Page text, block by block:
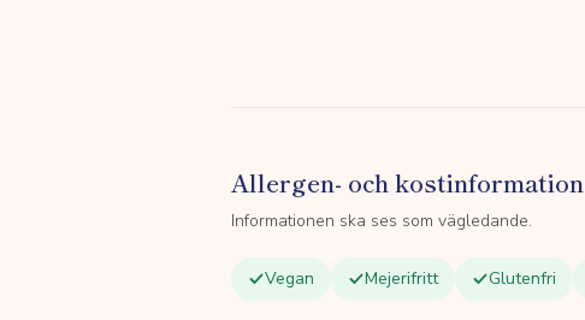
Allergen- och kostinformation
Informationen ska ses som vägledande.
Vegan Mejerifritt Glutenfri